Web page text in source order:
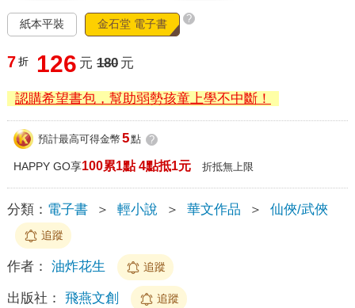
紙本平裝 金石堂 電子書 ?
7 折 126 元 180 元
認購希望書包，幫助弱勢孩童上學不中斷！
預計最高可得金幣 5點 ?
HAPPY GO享100累1點 4點抵1元 折抵無上限
分類： 電子書 ＞ 輕小說 ＞ 華文作品 ＞ 仙俠/武俠
追蹤
作者： 油炸花生 追蹤
出版社： 飛燕文創 追蹤